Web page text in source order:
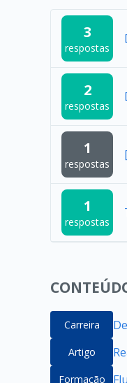
3
respostas
2
respostas
1
respostas
1
respostas
Carreira
Artigo
Formação